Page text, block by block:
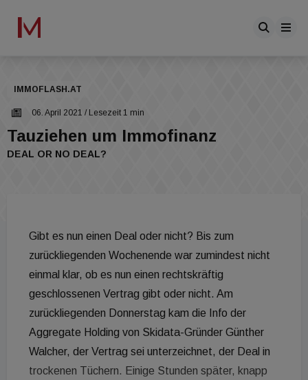
IMMOFLASH.AT
06. April 2021 / Lesezeit 1 min
Tauziehen um Immofinanz
DEAL OR NO DEAL?
Gibt es nun einen Deal oder nicht? Bis zum
zurückliegenden Wochenende war zumindest nicht
einmal klar, ob es nun einen rechtskräftig
geschlossenen Vertrag gibt oder nicht. Am
zurückliegenden Donnerstag kam die Info der
Aggregate Holding von Skidata-Gründer Günther
Walcher, der Vertrag sei unterzeichnet, der Deal in
trockenen Tüchern. Einige Stunden später, knapp